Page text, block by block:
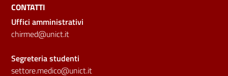
CONTATTI
Uffici amministrativi
chirmed@unict.it
Segreteria studenti
settore.medico@unict.it